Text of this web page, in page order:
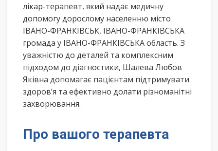
лікар-терапевт, який надає медичну
допомогу дорослому населенню місто
ІВАНО-ФРАНКІВСЬК, ІВАНО-ФРАНКІВСЬКА
громада у ІВАНО-ФРАНКІВСЬКА область. З
уважністю до деталей та комплексним
підходом до діагностики, Шалева Любов
Яківна допомагає пацієнтам підтримувати
здоров’я та ефективно долати різноманітні
захворювання.
Про вашого терапевта